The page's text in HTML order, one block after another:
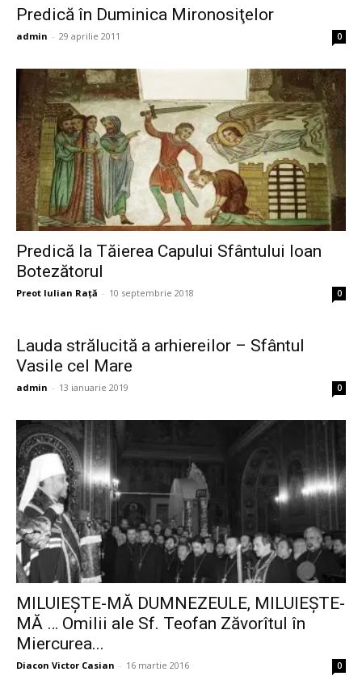
Predică în Duminica Mironosiţelor
admin - 29 aprilie 2011 0
Predică la Tăierea Capului Sfântului Ioan
Botezătorul
Preot Iulian Raţă - 10 septembrie 2018 0
Lauda strălucită a arhiereilor – Sfântul
Vasile cel Mare
admin - 13 ianuarie 2019 0
MILUIEȘTE-MĂ DUMNEZEULE, MILUIEȘTE-
MĂ … Omilii ale Sf. Teofan Zăvorîtul în
Miercurea...
Diacon Victor Casian - 16 martie 2016 0